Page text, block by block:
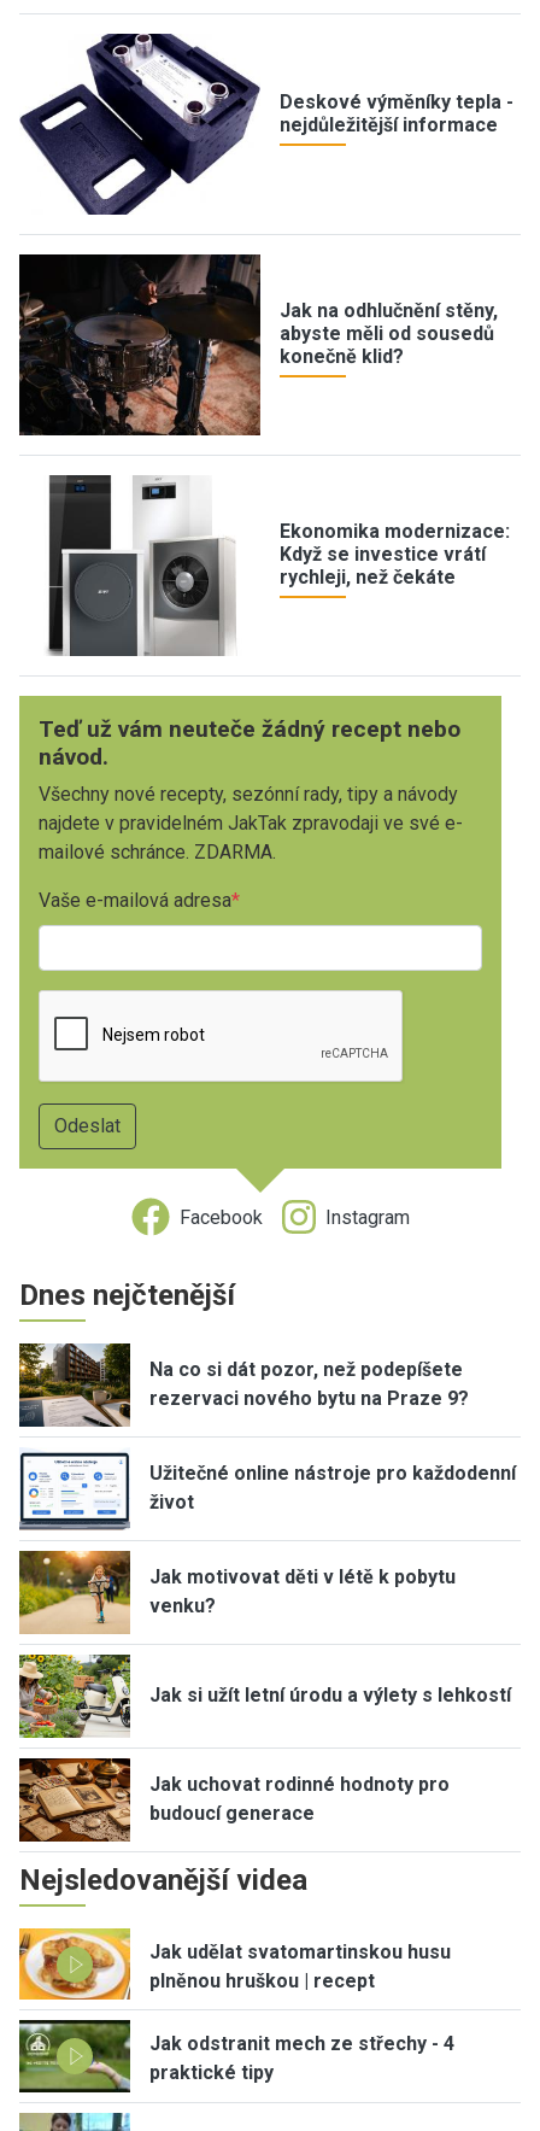
Deskové výměníky tepla -
nejdůležitější informace
Jak na odhlučnění stěny,
abyste měli od sousedů
konečně klid?
Ekonomika modernizace:
Když se investice vrátí
rychleji, než čekáte
Teď už vám neuteče žádný recept nebo
návod.
Všechny nové recepty, sezónní rady, tipy a návody
najdete v pravidelném JakTak zpravodaji ve své e-
mailové schránce. ZDARMA.
Vaše e-mailová adresa
Facebook Instagram
Dnes nejčtenější
Na co si dát pozor, než podepíšete
rezervaci nového bytu na Praze 9?
Užitečné online nástroje pro každodenní
život
Jak motivovat děti v létě k pobytu
venku?
Jak si užít letní úrodu a výlety s lehkostí
Jak uchovat rodinné hodnoty pro
budoucí generace
Nejsledovanější videa
Jak udělat svatomartinskou husu
plněnou hruškou | recept
Jak odstranit mech ze střechy - 4
praktické tipy